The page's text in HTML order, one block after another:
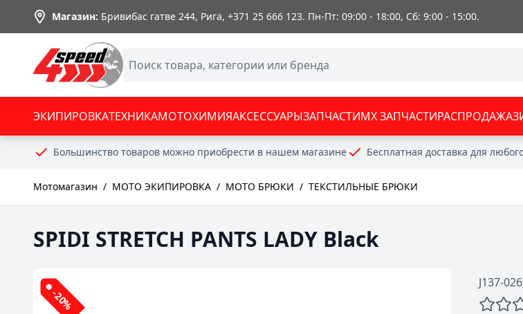
Skip to Content
Магазин: Бривибас гатве 244, Рига, +371 25 666 123. Пн-Пт: 09:00 - 18:00, Сб: 9:00 - 15:00.
ЭКИПИРОВКАТЕХНИКАМОТОХИМИЯАКСЕССУАРЫЗАПЧАСТИMX ЗАПЧАСТИРАСПРОДАЖА
Большинство товаров можно приобрести в нашем магазине Бесплатная доставка для
Мотомагазин / МОТО ЭКИПИРОВКА / МОТО БРЮКИ / ТЕКСТИЛЬНЫЕ БРЮКИ
SPIDI STRETCH PANTS LADY Black
J137-
-20%